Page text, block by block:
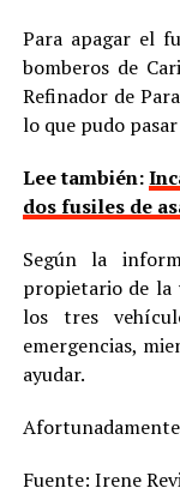
Para apagar el
bomberos de
Refinador de
lo que pudo
Lee también:
dos fusiles de
Según la
propietario de la
los tres
emergencias,
ayudar.
Fuente: Irene